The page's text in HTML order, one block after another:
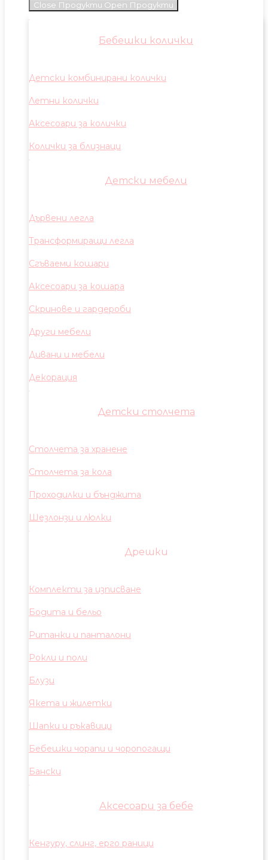
Close Продукти Open Продукти
Бебешки колички
Детски комбинирани колички
Летни колички
Аксесоари за колички
Колички за близнаци
Детски мебели
Дървени легла
Трансформиращи легла
Сгъваеми кошари
Аксесоари за кошара
Скринове и гардероби
Други мебели
Дивани и мебели
Декорация
Детски столчета
Столчета за хранене
Столчета за кола
Проходилки и бънджита
Шезлонзи и люлки
Дрешки
Комплекти за изписване
Бодита и бельо
Ританки и панталони
Рокли и поли
Блузи
Якета и жилетки
Шапки и ръкавици
Бебешки чорапи и чоропогащи
Бански
Аксесоари за бебе
Кенгуру, слинг, ерго раници